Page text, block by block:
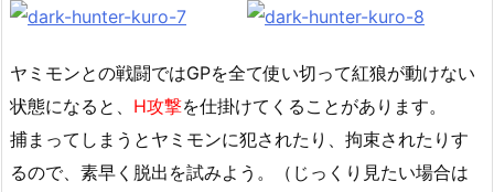
ヤミモンとの戦闘ではGPを全て使い切って紅狼が動けない
状態になると、 H攻撃を仕掛けてくることがあります。
捕まってしまうとヤミモンに犯されたり、拘束されたりす
るので、素早く脱出を試みよう。（じっくり見たい場合は